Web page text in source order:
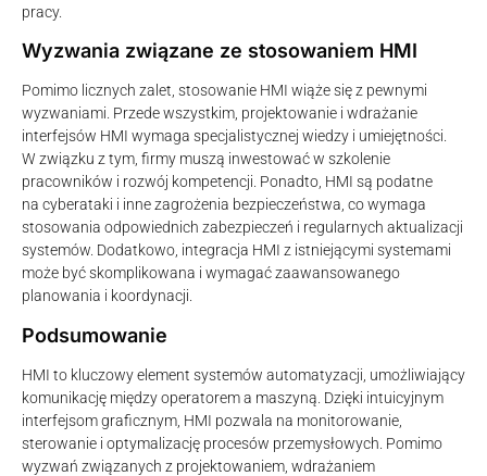
pracy.
Wyzwania związane ze stosowaniem HMI
Pomimo licznych zalet, stosowanie HMI wiąże się z pewnymi
wyzwaniami. Przede wszystkim, projektowanie i wdrażanie
interfejsów HMI wymaga specjalistycznej wiedzy i umiejętności.
W związku z tym, firmy muszą inwestować w szkolenie
pracowników i rozwój kompetencji. Ponadto, HMI są podatne
na cyberataki i inne zagrożenia bezpieczeństwa, co wymaga
stosowania odpowiednich zabezpieczeń i regularnych aktualizacji
systemów. Dodatkowo, integracja HMI z istniejącymi systemami
może być skomplikowana i wymagać zaawansowanego
planowania i koordynacji.
Podsumowanie
HMI to kluczowy element systemów automatyzacji, umożliwiający
komunikację między operatorem a maszyną. Dzięki intuicyjnym
interfejsom graficznym, HMI pozwala na monitorowanie,
sterowanie i optymalizację procesów przemysłowych. Pomimo
wyzwań związanych z projektowaniem, wdrażaniem